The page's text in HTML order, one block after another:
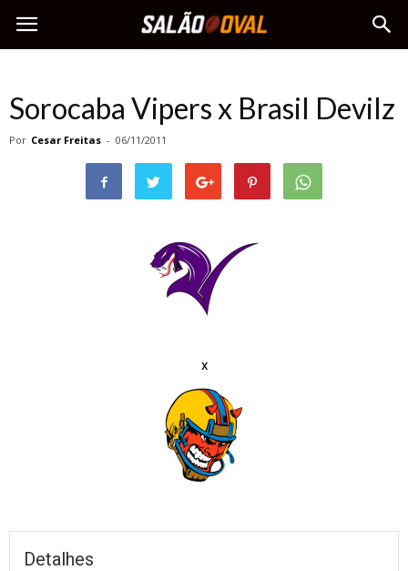
Sorocaba Vipers x Brasil Devilz
Por Cesar Freitas - 06/11/2011
x
Detalhes